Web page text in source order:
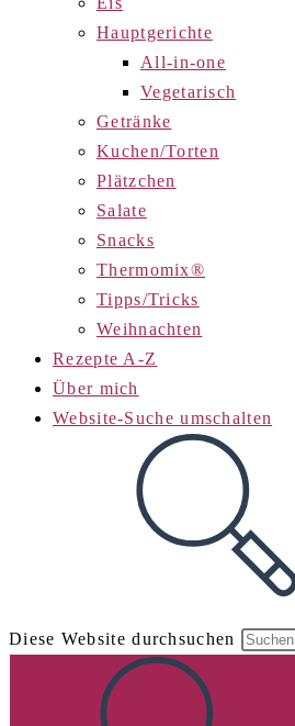
Hauptgerichte
All-in-one
Vegetarisch
Getränke
Kuchen/Torten
Plätzchen
Salate
Snacks
Thermomix®
Tipps/Tricks
Weihnachten
Rezepte A-Z
Über mich
Website-Suche umschalten
Diese Website durchsuchen